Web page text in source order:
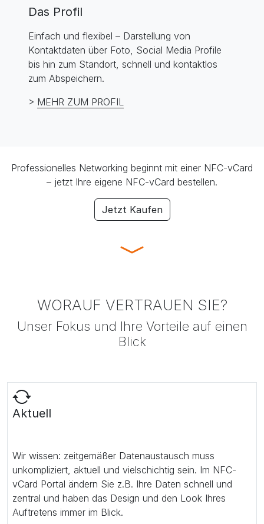
Das Profil
Einfach und flexibel – Darstellung von
Kontaktdaten über Foto, Social Media Profile
bis hin zum Standort, schnell und kontaktlos
zum Abspeichern.
> MEHR ZUM PROFIL
Professionelles Networking beginnt mit einer NFC-vCard
– jetzt Ihre eigene NFC-vCard bestellen.
Jetzt Kaufen
WORAUF VERTRAUEN SIE?
Unser Fokus und Ihre Vorteile auf einen
Blick
Aktuell
Wir wissen: zeitgemäßer Datenaustausch muss
unkompliziert, aktuell und vielschichtig sein. Im NFC-
vCard Portal ändern Sie z.B. Ihre Daten schnell und
zentral und haben das Design und den Look Ihres
Auftretens immer im Blick.